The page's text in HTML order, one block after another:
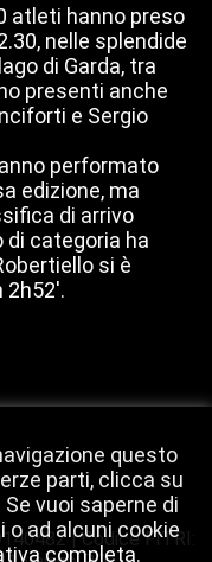
atleti hanno preso
nelle splendide
di Garda, tra
presenti anche
e Sergio
performato
edizione, ma
di arrivo
categoria ha
si è
2h52'.
| Codice FITRI:
questo
parti, clicca su
vuoi saperne di
o ad alcuni cookie
completa.